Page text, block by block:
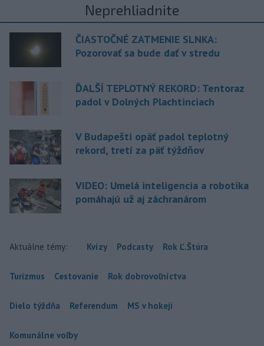
Neprehliadnite
ČIASTOČNÉ ZATMENIE SLNKA:
Pozorovať sa bude dať v stredu
ĎALŠÍ TEPLOTNÝ REKORD: Tentoraz
padol v Dolných Plachtinciach
V Budapešti opäť padol teplotný
rekord, tretí za päť týždňov
VIDEO: Umelá inteligencia a robotika
pomáhajú už aj záchranárom
Aktuálne témy: Kvízy Podcasty Rok Ľ.Štúra
Turizmus Cestovanie Rok dobrovoľníctva
Dielo týždňa Referendum MS v hokeji
Komunálne voľby